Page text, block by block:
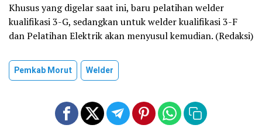
Khusus yang digelar saat ini, baru pelatihan welder
kualifikasi 3-G, sedangkan untuk welder kualifikasi 3-F
dan Pelatihan Elektrik akan menyusul kemudian. (Redaksi)
Pemkab Morut Welder